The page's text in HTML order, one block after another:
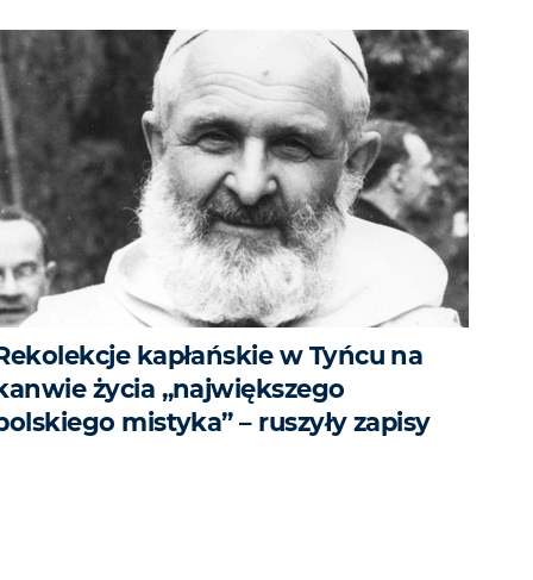
kapłańskie w Tyńcu na
życia „największego
mistyka” – ruszyły zapisy